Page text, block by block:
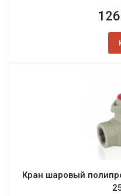
Кран шаровый